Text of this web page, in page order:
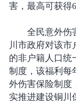
害，最高可获得
全民意外伤害
川市政府对该市
的非户籍人口统
制度，该福利每
外伤害保险制度
实推进建设铜川